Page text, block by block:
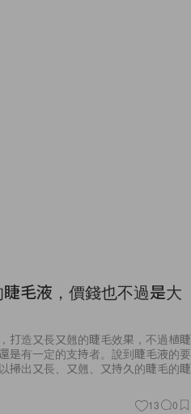
毛液，價錢也不過是大
打造又長又翹的睫毛效果，不過植睫
是有一定的支持者。說到睫毛液的要
掃出又長、又翹、又持久的睫毛的睫
13 0